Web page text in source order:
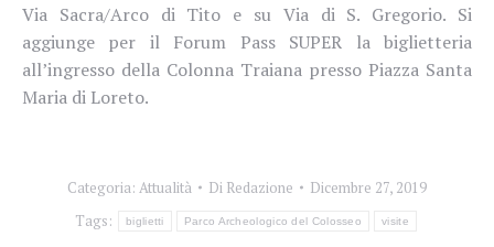
Via Sacra/Arco di Tito e su Via di S. Gregorio. Si
aggiunge per il Forum Pass SUPER la biglietteria
all’ingresso della Colonna Traiana presso Piazza Santa
Maria di Loreto.
Categoria: Attualità Di Redazione
Dicembre 27, 2019
Tags:
biglietti Parco Archeologico del Colosseo visite